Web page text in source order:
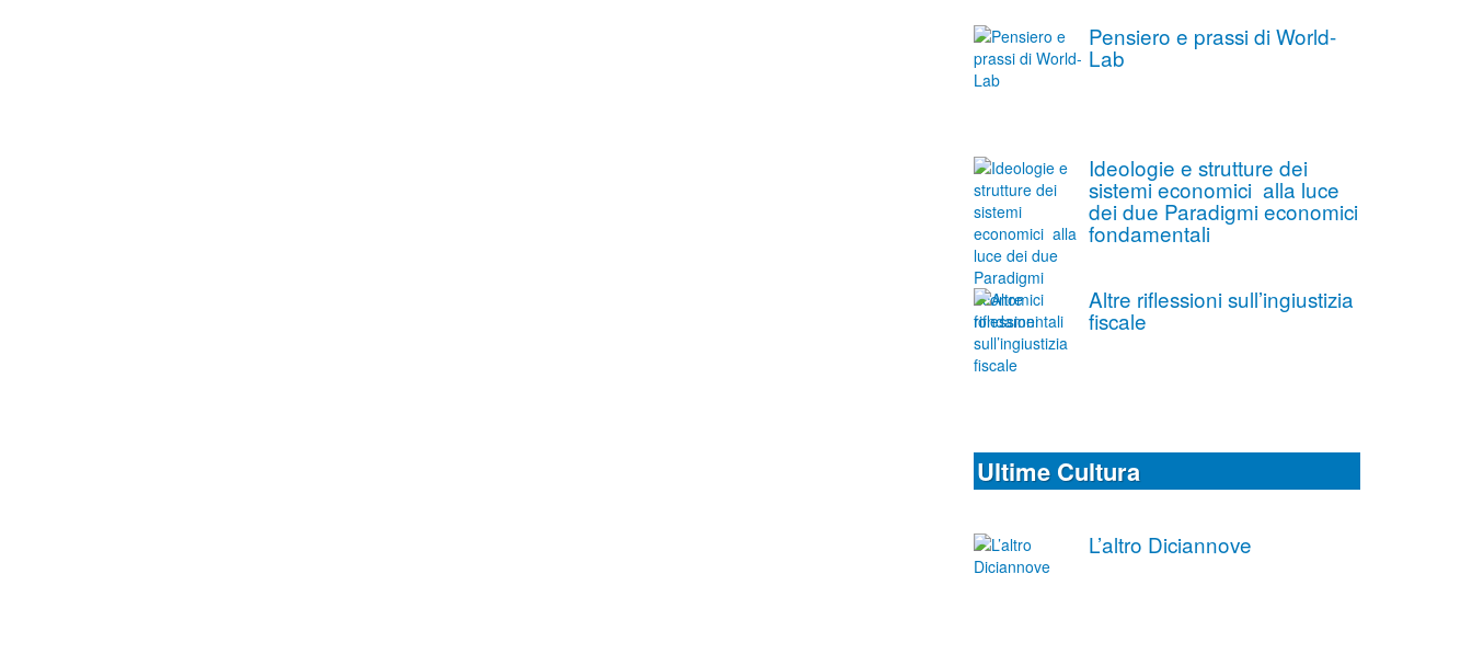
Pensiero e prassi di World-
Lab
Ideologie e strutture dei
sistemi economici alla luce
dei due Paradigmi economici
fondamentali
Altre riflessioni sull’ingiustizia
fiscale
Ultime Cultura
L’altro Diciannove